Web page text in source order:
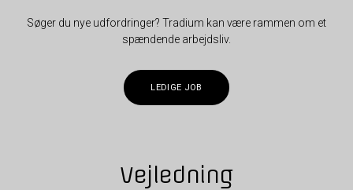
Søger du nye udfordringer? Tradium kan være rammen om et
spændende arbejdsliv.
LEDIGE JOB
Vejledning